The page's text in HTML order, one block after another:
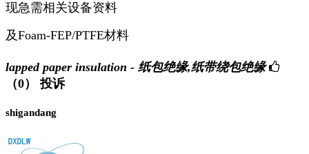
现急需相关设备资料
及Foam-FEP/PTFE材料
lapped paper insulation - 纸包绝缘,纸带绕包绝缘
（0）
投诉
shigandang